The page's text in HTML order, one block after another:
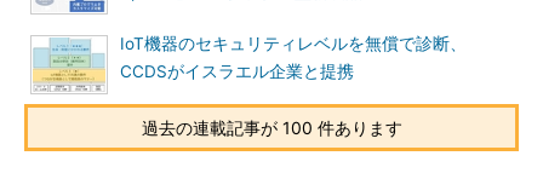
IoT機器のセキュリティレベルを無償で診断、
CCDSがイスラエル企業と提携
過去の連載記事が 100 件あります